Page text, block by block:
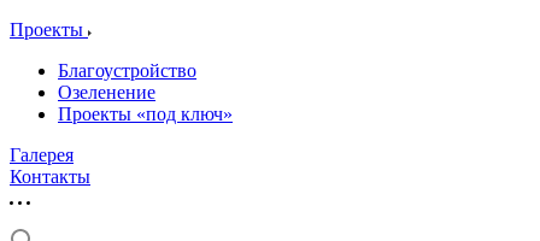
Проекты
Благоустройство
Озеленение
Проекты «под ключ»
Галерея
Контакты